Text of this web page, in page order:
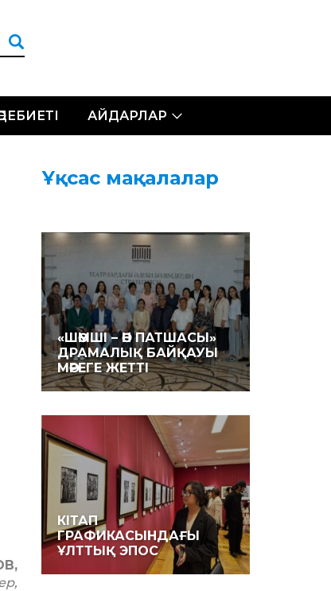
АЙДАРЛАР
Ұқсас мақалалар
«ШӘМШІ – ӘН ПАТШАСЫ»
ДРАМАЛЫҚ БАЙҚАУЫ
МӘРЕГЕ ЖЕТ­ТІ
КІТАП
ГРАФИКАСЫНДАҒЫ
ҰЛТ­ТЫҚ ЭПОС